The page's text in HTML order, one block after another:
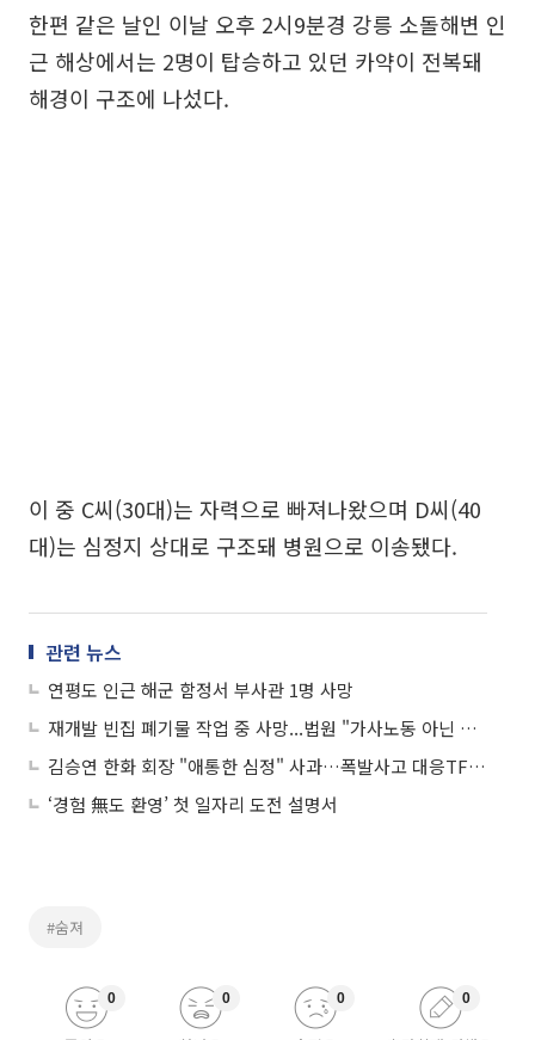
한편 같은 날인 이날 오후 2시9분경 강릉 소돌해변 인
근 해상에서는 2명이 탑승하고 있던 카약이 전복돼
해경이 구조에 나섰다.
이 중 C씨(30대)는 자력으로 빠져나왔으며 D씨(40
대)는 심정지 상대로 구조돼 병원으로 이송됐다.
관련 뉴스
연평도 인근 해군 함정서 부사관 1명 사망
재개발 빈집 폐기물 작업 중 사망...법원 "가사노동 아닌 산재 대상"
김승연 한화 회장 "애통한 심정" 사과…폭발사고 대응TF 가동
‘경험 無도 환영’ 첫 일자리 도전 설명서
#숨져
0 0 0 0